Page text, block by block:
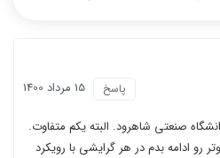
15 مرداد 1400 پاسخ
صنعتی شاهرود. البته یکم متفاوت.
رو ادامه بدم در هر گرایشی با رویکرد